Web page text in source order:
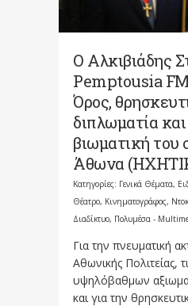
Ο Αλκιβιάδης
Pemptousia
Όρος,
διπλωματία
βιωματική του
Άθωνα
Κατηγορίες: Γενικά Θέματα,
Θέατρο, Κινηματογράφος,
Διαδίκτυο, Πολυμέσα -
Για την πνευματική
Αθωνικής Πολιτείας,
υψηλόβαθμων
και για την